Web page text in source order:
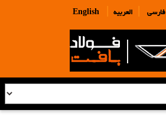
English | فارسی| العربیه